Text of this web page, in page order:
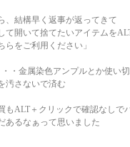
、結構早く返事が返ってきて
て開いて捨てたいアイテムを
をご利用ください」
・金属染色アンプルとか使い
汚さないで済む
もALT＋クリックで確認なしで
あるなぁって思いました